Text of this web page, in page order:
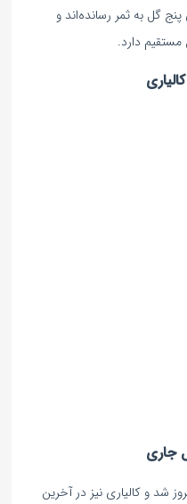
گل به ثمر رسانده‌اند و
مستقیم دارد.
جاری
شد و کالیاری نیز در آخرین